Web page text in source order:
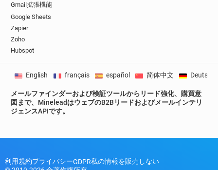
Gmail拡張機能
Google Sheets
Zapier
Zoho
Hubspot
メールファインダーおよび検証ツールからリード強化、購買意
図まで、MineleadはウェブのB2Bリードおよびメールインテリ
ジェンスAPIです。
English français español 简体中文 Deutsch
利用規約プライバシーGDPR私の情報を販売しない